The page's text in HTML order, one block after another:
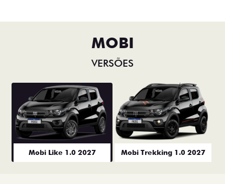
MOBI
VERSÕES
Mobi Like 1.0 2027 Mobi Trekking 1.0 2027